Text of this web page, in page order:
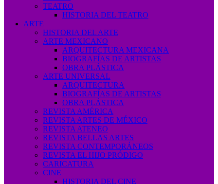
TEATRO
HISTORIA DEL TEATRO
ARTE
HISTORIA DEL ARTE
ARTE MEXICANO
ARQUITECTURA MEXICANA
BIOGRAFÍAS DE ARTISTAS
OBRA PLÁSTICA
ARTE UNIVERSAL
ARQUITECTURA
BIOGRAFÍAS DE ARTISTAS
OBRA PLÁSTICA
REVISTA AMÉRICA
REVISTA ARTES DE MÉXICO
REVISTA ATENEO
REVISTA BELLAS ARTES
REVISTA CONTEMPORÁNEOS
REVISTA EL HIJO PRÓDIGO
CARICATURA
CINE
HISTORIA DEL CINE